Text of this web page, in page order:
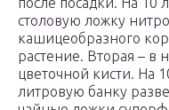
столовую ложку
кашицеобразного
растение. Вторая – в
цветочной кисти. На
литровую банку